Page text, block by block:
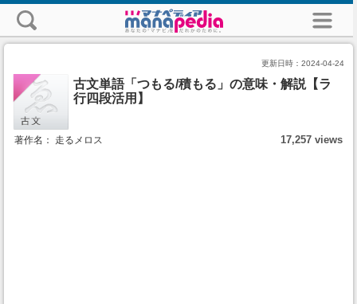
更新日時： 2024-04-24
古文単語「つもる/積もる」の意味・解説【ラ
行四段活用】
著作名： 走るメロス 17,257 views